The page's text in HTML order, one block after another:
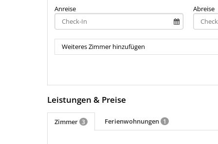
Anreise Abreise
Weiteres Zimmer hinzufügen
Leistungen & Preise
Zimmer 3 Ferienwohnungen 1